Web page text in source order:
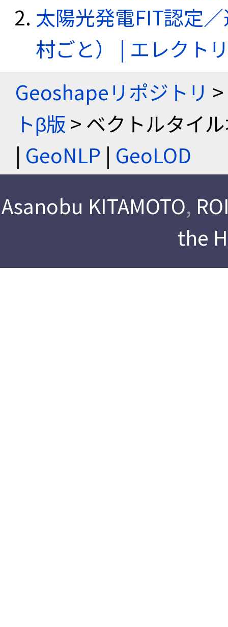
太陽光発電FIT認定
村ごと） | エレクト
Geoshapeリポジトリ >
トβ版 > ベクトルタイ
| GeoNLP | GeoLOD
Asanobu KITAMOTO,
the